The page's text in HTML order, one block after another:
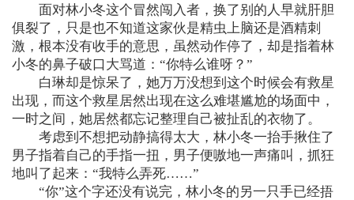
面对林小冬这个冒然闯入者，换了别的人早就肝胆
俱裂了，只是也不知道这家伙是精虫上脑还是酒精刺
激，根本没有收手的意思，虽然动作停了，却是指着林
小冬的鼻子破口大骂道：“你特么谁呀？”
白琳却是惊呆了，她万万没想到这个时候会有救星
出现，而这个救星居然出现在这么难堪尴尬的场面中，
一时之间，她居然都忘记整理自己被扯乱的衣物了。
考虑到不想把动静搞得太大，林小冬一抬手揪住了
男子指着自己的手指一扭，男子便嗷地一声痛叫，抓狂
地叫了起来：“我特么弄死……”
“你”这个字还没有说完，林小冬的另一只手已经捂